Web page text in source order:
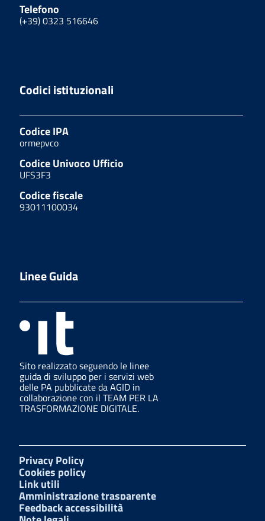
Telefono
(+39) 0323 516646
Codici istituzionali
Codice IPA
ormepvco
Codice Univoco Ufficio
UFS3F3
Codice fiscale
93011100034
Linee Guida
Sito realizzato seguendo le linee
guida di sviluppo per i servizi web
delle PA pubblicate da AGID in
collaborazione con il TEAM PER LA
TRASFORMAZIONE DIGITALE.
Privacy Policy
Cookies policy
Link utili
Amministrazione trasparente
Feedback accessibilità